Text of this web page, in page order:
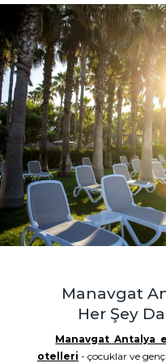
Manavgat
Her Şey
Manavgat Antalya
otelleri - çocuklar ve